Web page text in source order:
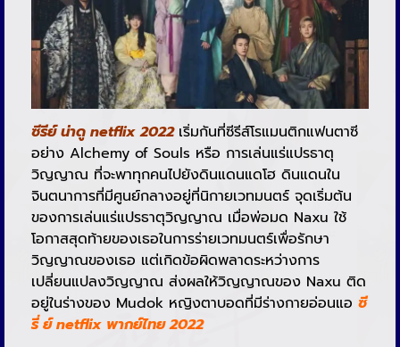
ซีรีย์ น่าดู netflix 2022 เริ่มกันที่ซีรีส์โรแมนติกแฟนตาซี
อย่าง Alchemy of Souls หรือ การเล่นแร่แปรธาตุ
วิญญาณ ที่จะพาทุกคนไปยังดินแดนแดโฮ ดินแดนใน
จินตนาการที่มีศูนย์กลางอยู่ที่นิกายเวทมนตร์ จุดเริ่มต้น
ของการเล่นแร่แปรธาตุวิญญาณ เมื่อพ่อมด Naxu ใช้
โอกาสสุดท้ายของเธอในการร่ายเวทมนตร์เพื่อรักษา
วิญญาณของเธอ แต่เกิดข้อผิดพลาดระหว่างการ
เปลี่ยนแปลงวิญญาณ ส่งผลให้วิญญาณของ Naxu ติด
อยู่ในร่างของ Mudok หญิงตาบอดที่มีร่างกายอ่อนแอ ซี
รี่ ย์ netflix พากย์ไทย 2022